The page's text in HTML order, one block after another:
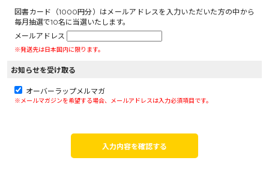
図書カード（1000円分）はメールアドレスを入力いただいた方の中から
毎月抽選で10名に当選いたします。
メールアドレス
※発送先は日本国内に限ります。
お知らせを受け取る
オーバーラップメルマガ
※メールマガジンを希望する場合、メールアドレスは入力必須項目です。
入力内容を確認する